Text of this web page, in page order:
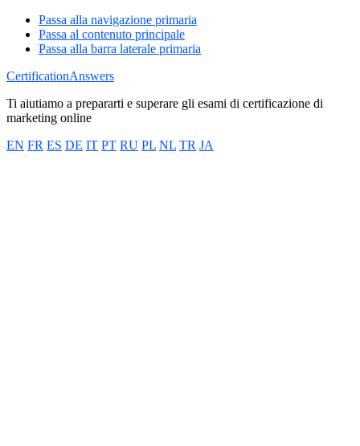
Passa alla navigazione primaria
Passa al contenuto principale
Passa alla barra laterale primaria
CertificationAnswers
Ti aiutiamo a prepararti e superare gli esami di certificazione di
marketing online
EN FR ES DE IT PT RU PL NL TR JA